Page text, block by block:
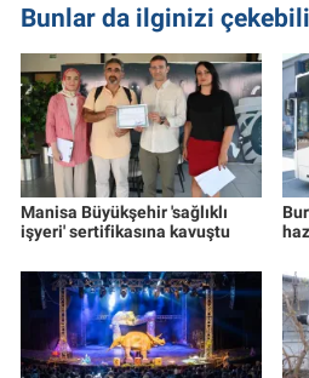
Bunlar da ilginizi
Manisa Büyükşehir 'sağlıklı
işyeri' sertifikasına kavuştu